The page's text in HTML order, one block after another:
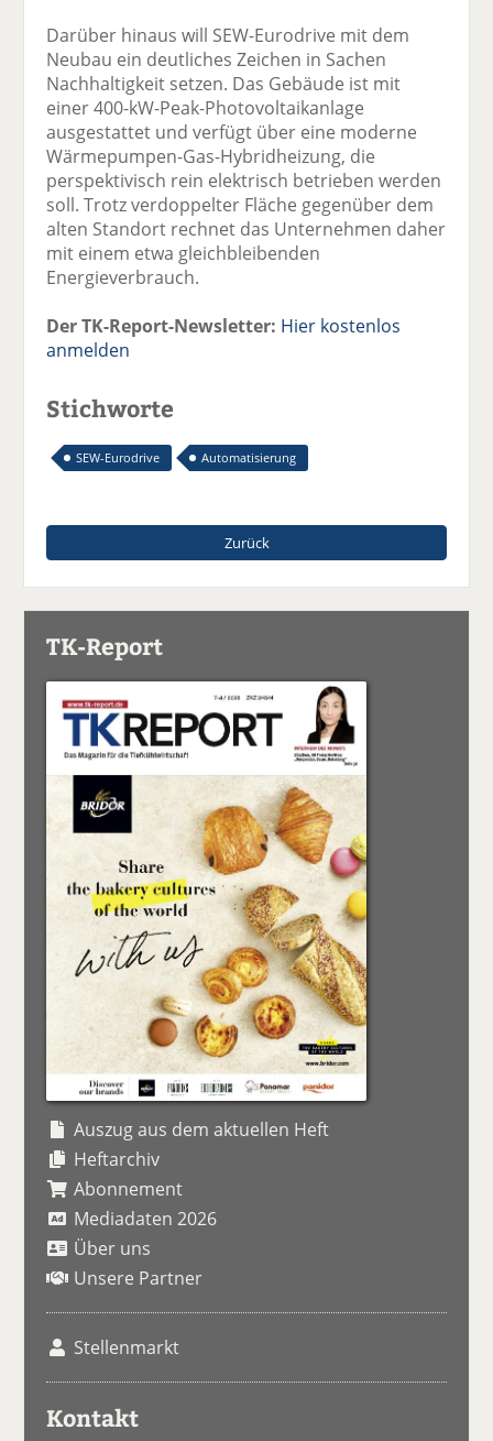
Darüber hinaus will SEW-Eurodrive mit dem
Neubau ein deutliches Zeichen in Sachen
Nachhaltigkeit setzen. Das Gebäude ist mit
einer 400-kW-Peak-Photovoltaikanlage
ausgestattet und verfügt über eine moderne
Wärmepumpen-Gas-Hybridheizung, die
perspektivisch rein elektrisch betrieben werden
soll. Trotz verdoppelter Fläche gegenüber dem
alten Standort rechnet das Unternehmen daher
mit einem etwa gleichbleibenden
Energieverbrauch.
Der TK-Report-Newsletter: Hier kostenlos
anmelden
Stichworte
SEW-Eurodrive Automatisierung
Zurück
TK-Report
Auszug aus dem aktuellen Heft
Heftarchiv
Abonnement
Mediadaten 2026
Über uns
Unsere Partner
Stellenmarkt
Kontakt